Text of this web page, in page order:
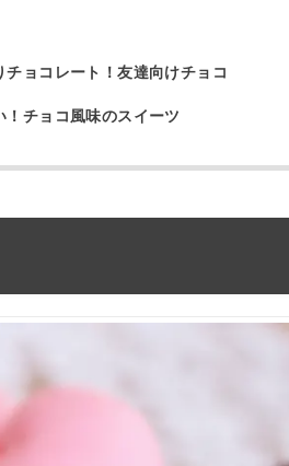
ョコレート！友達向けチョコ
！チョコ風味のスイーツ